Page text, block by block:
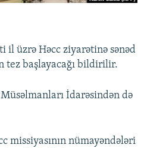
il üzrə Həcc ziyarətinə sənəd
tez başlayacağı bildirilir.
İdarəsindən də
missiyasının nümayəndələri